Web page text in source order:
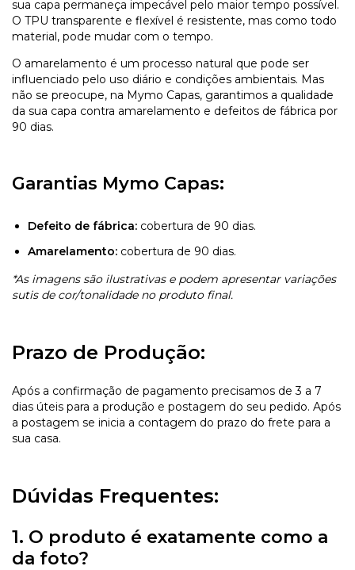
sua capa permaneça impecável pelo maior tempo possível.
O TPU transparente e flexível é resistente, mas como todo
material, pode mudar com o tempo.
O amarelamento é um processo natural que pode ser
influenciado pelo uso diário e condições ambientais. Mas
não se preocupe, na Mymo Capas, garantimos a qualidade
da sua capa contra amarelamento e defeitos de fábrica por
90 dias.
Garantias Mymo Capas:
Defeito de fábrica: cobertura de 90 dias.
Amarelamento: cobertura de 90 dias.
*As imagens são ilustrativas e podem apresentar variações
sutis de cor/tonalidade no produto final.
Prazo de Produção:
Após a confirmação de pagamento precisamos de 3 a 7
dias úteis para a produção e postagem do seu pedido. Após
a postagem se inicia a contagem do prazo do frete para a
sua casa.
Dúvidas Frequentes:
1. O produto é exatamente como a
da foto?